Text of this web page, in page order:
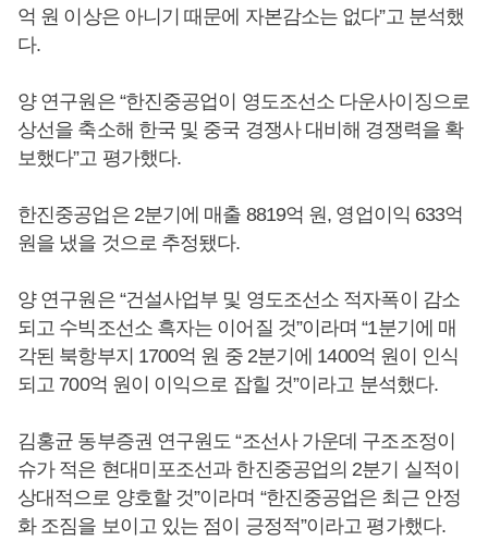
억 원 이상은 아니기 때문에 자본감소는 없다”고 분석했
다.
양 연구원은 “한진중공업이 영도조선소 다운사이징으로
상선을 축소해 한국 및 중국 경쟁사 대비해 경쟁력을 확
보했다”고 평가했다.
한진중공업은 2분기에 매출 8819억 원, 영업이익 633억
원을 냈을 것으로 추정됐다.
양 연구원은 “건설사업부 및 영도조선소 적자폭이 감소
되고 수빅조선소 흑자는 이어질 것”이라며 “1분기에 매
각된 북항부지 1700억 원 중 2분기에 1400억 원이 인식
되고 700억 원이 이익으로 잡힐 것”이라고 분석했다.
김홍균 동부증권 연구원도 “조선사 가운데 구조조정이
슈가 적은 현대미포조선과 한진중공업의 2분기 실적이
상대적으로 양호할 것”이라며 “한진중공업은 최근 안정
화 조짐을 보이고 있는 점이 긍정적”이라고 평가했다.